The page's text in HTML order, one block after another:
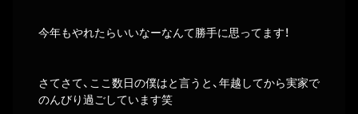
今年もやれたらいいなーなんて勝手に思ってます！
さてさて、ここ数日の僕はと言うと、年越してから実家で
のんびり過ごしています笑